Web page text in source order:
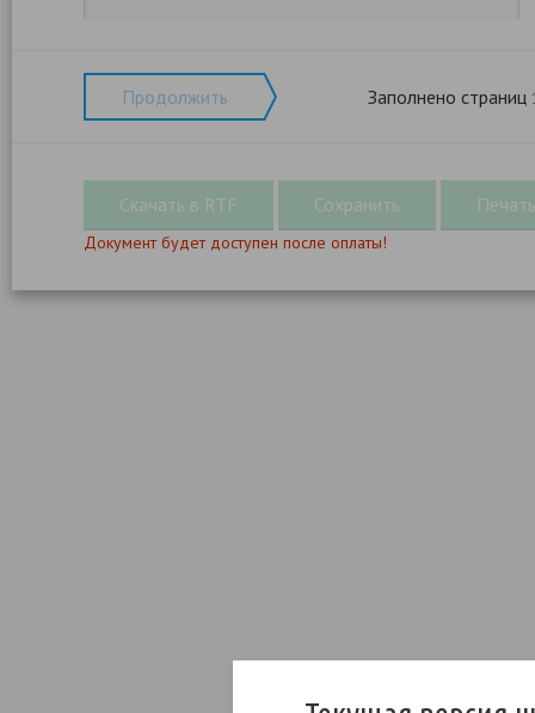
Продолжить Заполнено страниц
Документ будет доступен после оплаты!